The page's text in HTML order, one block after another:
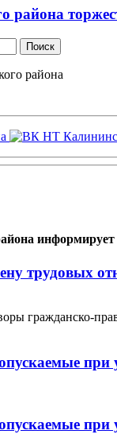
района
информирует
трудовых
гражданско-
при
при